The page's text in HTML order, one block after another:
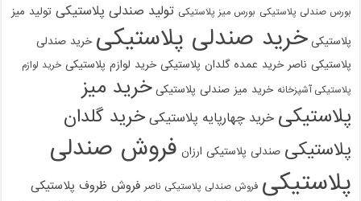
بورس صندلی پلاستیکی بورس میز پلاستیکی تولید صندلی پلاستیکی تولید میز
پلاستیکی خرید صندلی پلاستیکی خرید صندلی
پلاستیکی ناصر خرید عمده گلدان پلاستیکی خرید لوازم پلاستیکی خرید لوازم
پلاستیکی آشپزخانه خرید میز صندلی پلاستیکی خرید میز
پلاستیکی خرید چهارپایه پلاستیکی خرید گلدان
پلاستیکی صندلی پلاستیکی ارزان فروش صندلی
پلاستیکی فروش صندلی پلاستیکی ناصر فروش ظروف پلاستیکی